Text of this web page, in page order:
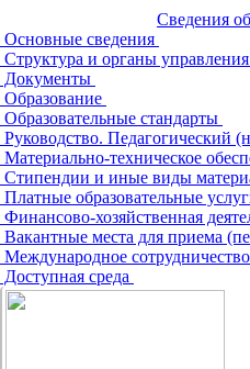
Сведения
Основные сведения
Структура и органы
Документы
Образование
Образовательные стандарты
Руководство. Педагогический
Материально-техническое
Стипендии и иные виды
Платные образовательные
Финансово-хозяйственная
Вакантные места для приема
Международное сотрудничество
Доступная среда